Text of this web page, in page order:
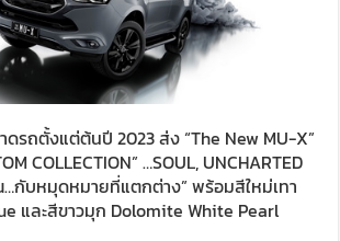
ดรถตั้งแต่ต้นปี 2023 ส่ง “The New MU-X”
COLLECTION” …SOUL, UNCHARTED
กับหมุดหมายที่แตกต่าง” พร้อมสีใหม่เทา
และสีขาวมุก Dolomite White Pearl